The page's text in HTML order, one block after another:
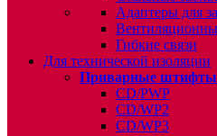
Адаптеры для
Гибкие связи
Для технической изоляции
Приварные штифты
CD/PWP
CD/WP2
CD/WP3